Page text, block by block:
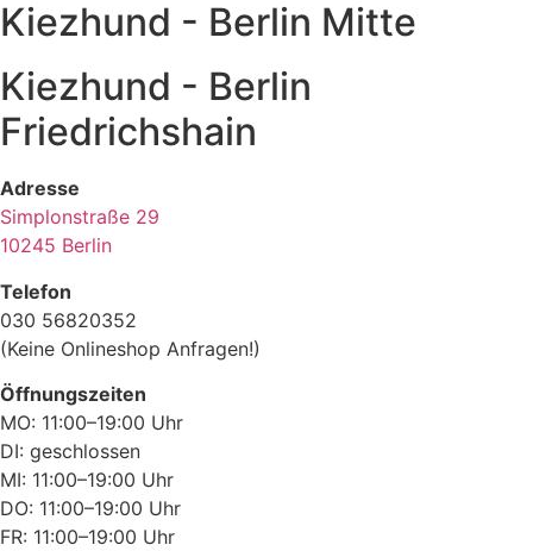
Kiezhund - Berlin Mitte
Kiezhund - Berlin
Friedrichshain
Adresse
Simplonstraße 29
10245 Berlin
Telefon
030 56820352
(Keine Onlineshop Anfragen!)
Öffnungszeiten
MO: 11:00–19:00 Uhr
DI: geschlossen
MI: 11:00–19:00 Uhr
DO: 11:00–19:00 Uhr
FR: 11:00–19:00 Uhr